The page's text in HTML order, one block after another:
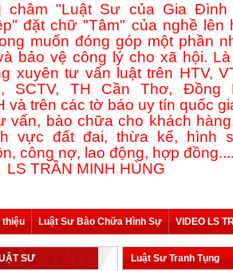
châm "Luật Sư của Gia Đình
đặt chữ "Tâm" của nghề lên
muốn đóng góp một phần
bảo vệ công lý cho xã hội.
xuyên tư vấn luật trên HTV,
SCTV, TH Cần Thơ, Đồng
và trên các tờ báo uy tín quốc
vấn, bào chữa cho khách
vực đất đai, thừa kế, hình
công nợ, lao động, hợp đồng....
TRẦN MINH HÙNG
Luật Sư Bào Chữa Hình Sự VIDEO LS
SƯ Luật Sư Tranh Tụng